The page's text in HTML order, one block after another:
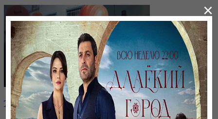
Таразда ТЭЦ қызметкерлері жалақы көтеруді талап етті
×